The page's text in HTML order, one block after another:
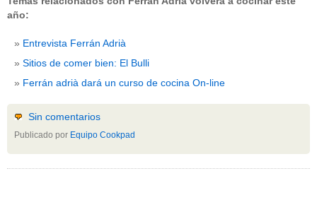
año:
Entrevista Ferrán Adrià
Sitios de comer bien: El Bulli
Ferrán adrià dará un curso de cocina On-line
Sin comentarios
Publicado por Equipo Cookpad